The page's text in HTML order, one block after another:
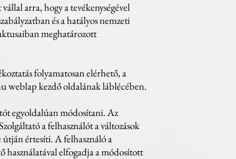
arra, hogy a tevékenységével
és a hatályos nemzeti
meghatározott
folyamatosan elérhető, a
weblap kezdő oldalának láblécében.
egyoldalúan módosítani. Az
a felhasználót a változások
értesíti. A felhasználó a
használatával elfogadja a módosított